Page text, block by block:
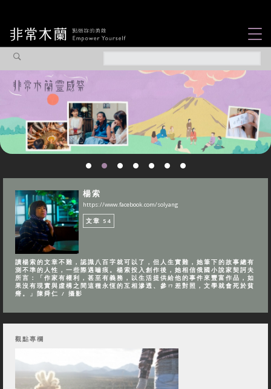
焦點企劃
社會企業
楊索
https://www.facebook.com/solyang
文章 54
讀楊索的文章不難，認識八百字就可以了，但人生實難，她筆下的故事總有
測不準的人性，一些際遇嚙痕。楊索投入創作後，她相信俄國小說家契訶夫
所言：「作家有權利，甚至有義務，以生活提供給他的事件來豐富作品，如
果沒有現實與虛構之間這種永恆的互相滲透、參ㄇ差對照，文學就會死於貧
瘠。」陳舜仁 / 攝影
觀點專欄